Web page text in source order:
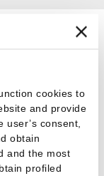
cookies to
and provide
consent,
obtain
and the most
profiled